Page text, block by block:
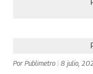
PorPublimetro 8 julio,